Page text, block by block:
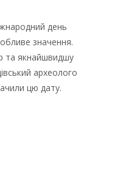
день
значення.
та якнайшвидшу
археолого
цю дату.